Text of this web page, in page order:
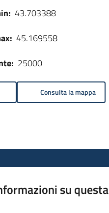
43.703388
45.169558
25000
Consulta la mappa
su questa